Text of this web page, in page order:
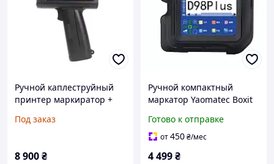
Ручной каплеструйный
принтер маркиратор +
Под заказ
8 900₴
Ручной компактный
маркатор Yaomatec Boxit
принтер-датчик 12.7 мм,
600 dpi, DWS система,
Готово к отправке
от450₴/мес
4 499₴